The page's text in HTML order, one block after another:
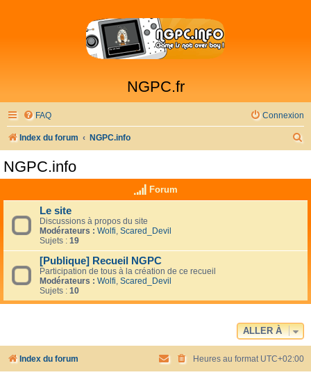
NGPC.fr
FAQ Connexion
Index du forum NGPC.info
r
NGPC.info
Forum
Le site
Discussions à propos du site
Modérateurs : Wolfi, Scared_Devil
Sujets : 19
[Publique] Recueil NGPC
Participation de tous à la création de ce recueil
Modérateurs : Wolfi, Scared_Devil
Sujets : 10
ALLER À
Index du forum Heures au format UTC+02:00